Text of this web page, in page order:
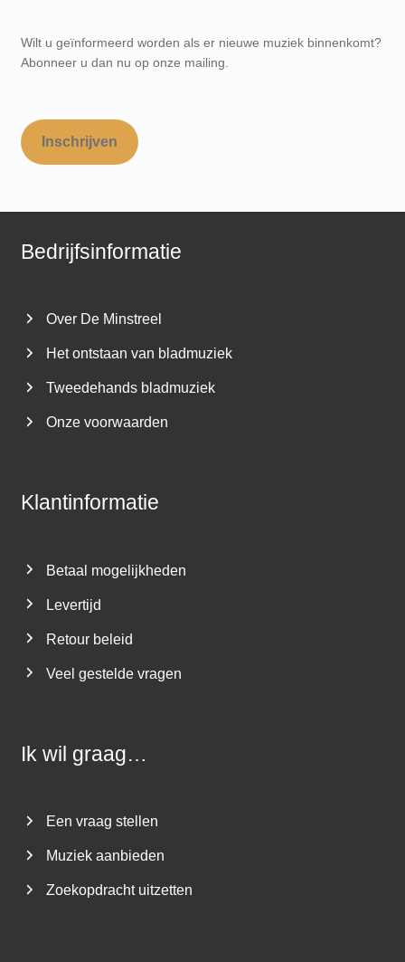
Wilt u geïnformeerd worden als er nieuwe muziek binnenkomt?
Abonneer u dan nu op onze mailing.
Inschrijven
Bedrijfsinformatie
Over De Minstreel
Het ontstaan van bladmuziek
Tweedehands bladmuziek
Onze voorwaarden
Klantinformatie
Betaal mogelijkheden
Levertijd
Retour beleid
Veel gestelde vragen
Ik wil graag…
Een vraag stellen
Muziek aanbieden
Zoekopdracht uitzetten